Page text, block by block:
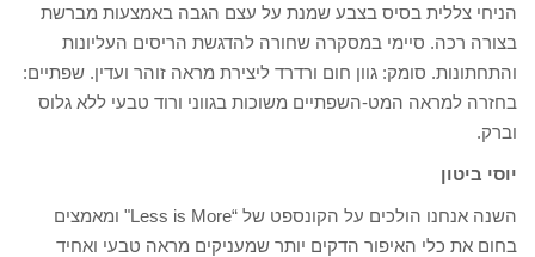
הניחי צללית בסיס בצבע שמנת על עצם הגבה באמצעות מברשת
בצורה רכה. סיימי במסקרה שחורה להדגשת הריסים העליונות
והתחתונות. סומק: גוון חום ורדרד ליצירת מראה זוהר ועדין. שפתיים:
בחזרה למראה המט-השפתיים משוכות בגווני ורוד טבעי ללא גלוס
וברק.
יוסי ביטון
השנה אנחנו הולכים על הקונספט של “Less is More" ומאמצים
בחום את כלי האיפור הדקים יותר שמעניקים מראה טבעי ואחיד